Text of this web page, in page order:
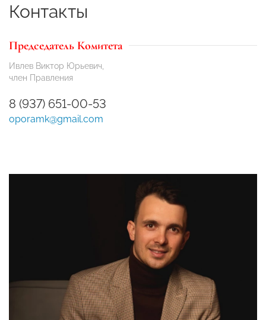
Контакты
Председатель Комитета
Ивлев Виктор Юрьевич,
член Правления
8 (937) 651-00-53
oporamk@gmail.com